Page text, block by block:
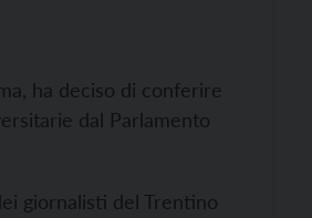
ha deciso di conferire
dal Parlamento
giornalisti del Trentino